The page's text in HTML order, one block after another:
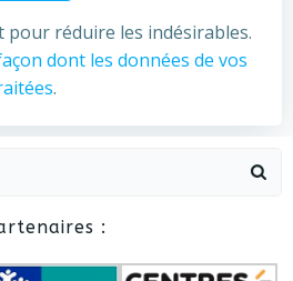
pour réduire les indésirables.
dont les données de vos
.
: